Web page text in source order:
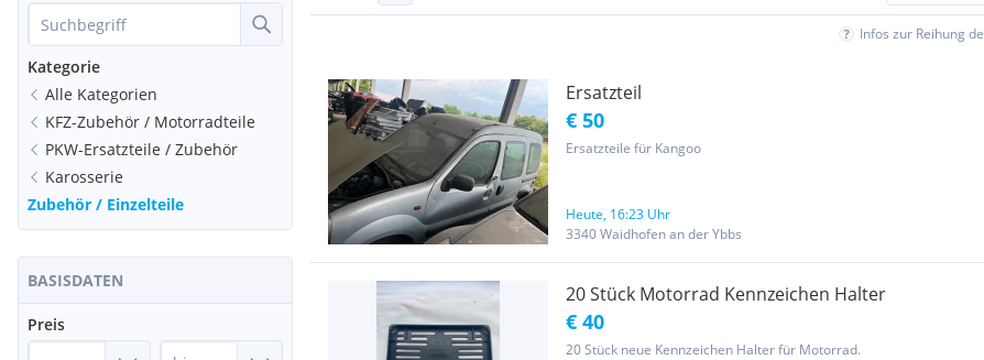
Kategorie
Alle Kategorien
KFZ-Zubehör / Motorradteile
PKW-Ersatzteile / Zubehör
Karosserie
Zubehör / Einzelteile
BASISDATEN
Preis
Infos zur Reihung
Ersatzteil
€ 50
Ersatzteile für Kangoo
Heute, 16:23 Uhr
3340 Waidhofen an der Ybbs
20 Stück Motorrad Kennzeichen Halter
€ 40
20 Stück neue Kennzeichen Halter für Motorrad.